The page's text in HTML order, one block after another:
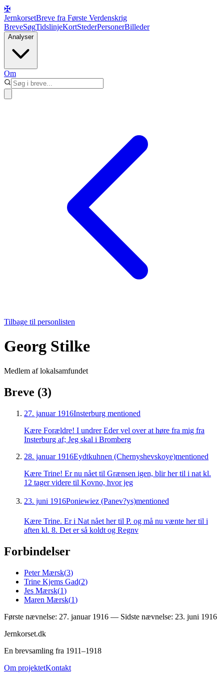
✠
JernkorsetBreve fra Første Verdenskrig
BreveSøgTidslinjeKortStederPersonerBilleder
Analyser
Om
Tilbage til personlisten
Georg Stilke
Medlem af lokalsamfundet
Breve (3)
27. januar 1916Insterburg mentioned
Kære Forældre! I undrer Eder vel over at høre fra mig fra
Insterburg af; Jeg skal i Bromberg
28. januar 1916Eydtkuhnen (Chernyshevskoye)mentioned
Kære Trine! Er nu nået til Grænsen igen, blir her til i nat kl.
12 tager videre til Kovno, hvor jeg
23. juni 1916Poniewiez (Panev?ys)mentioned
Kære Trine. Er i Nat nået her til P. og må nu vænte her til i
aften kl. 8. Det er så koldt og Regnv
Forbindelser
Peter Mærsk(3)
Trine Kjems Gad(2)
Jes Mærsk(1)
Maren Mærsk(1)
Første nævnelse: 27. januar 1916 — Sidste nævnelse: 23. juni 1916
Jernkorset.dk
En brevsamling fra 1911–1918
Om projektetKontakt